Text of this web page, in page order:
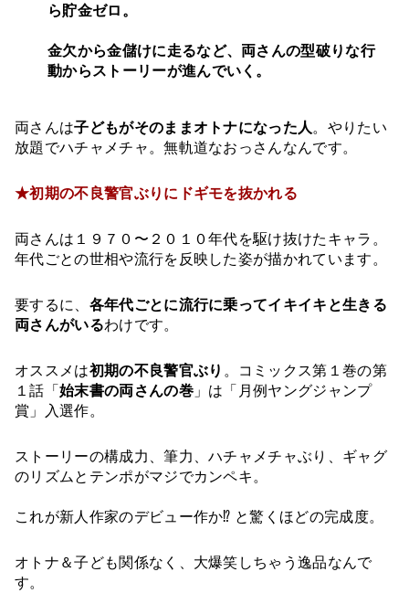
ら貯金ゼロ。
金欠から金儲けに走るなど、両さんの型破りな行
動からストーリーが進んでいく。
両さんは子どもがそのままオトナになった人 。やりたい
放題でハチャメチャ。無軌道なおっさんなんです。
★初期の不良警官ぶりにドギモを抜かれる
両さんは１９７０〜２０１０年代を駆け抜けたキャラ。
年代ごとの世相や流行を反映した姿が描かれています。
要するに、 各年代ごとに流行に乗ってイキイキと生きる
両さんがいるわけです。
オススメは初期の不良警官ぶり 。コミックス第１巻の第
１話「 始末書の両さんの巻」は「月例ヤングジャンプ
賞」入選作。
ストーリーの構成力、筆力、ハチャメチャぶり、ギャグ
のリズムとテンポがマジでカンペキ。
これが新人作家のデビュー作か⁉︎ と驚くほどの完成度。
オトナ＆子ども関係なく、大爆笑しちゃう逸品なんで
す。